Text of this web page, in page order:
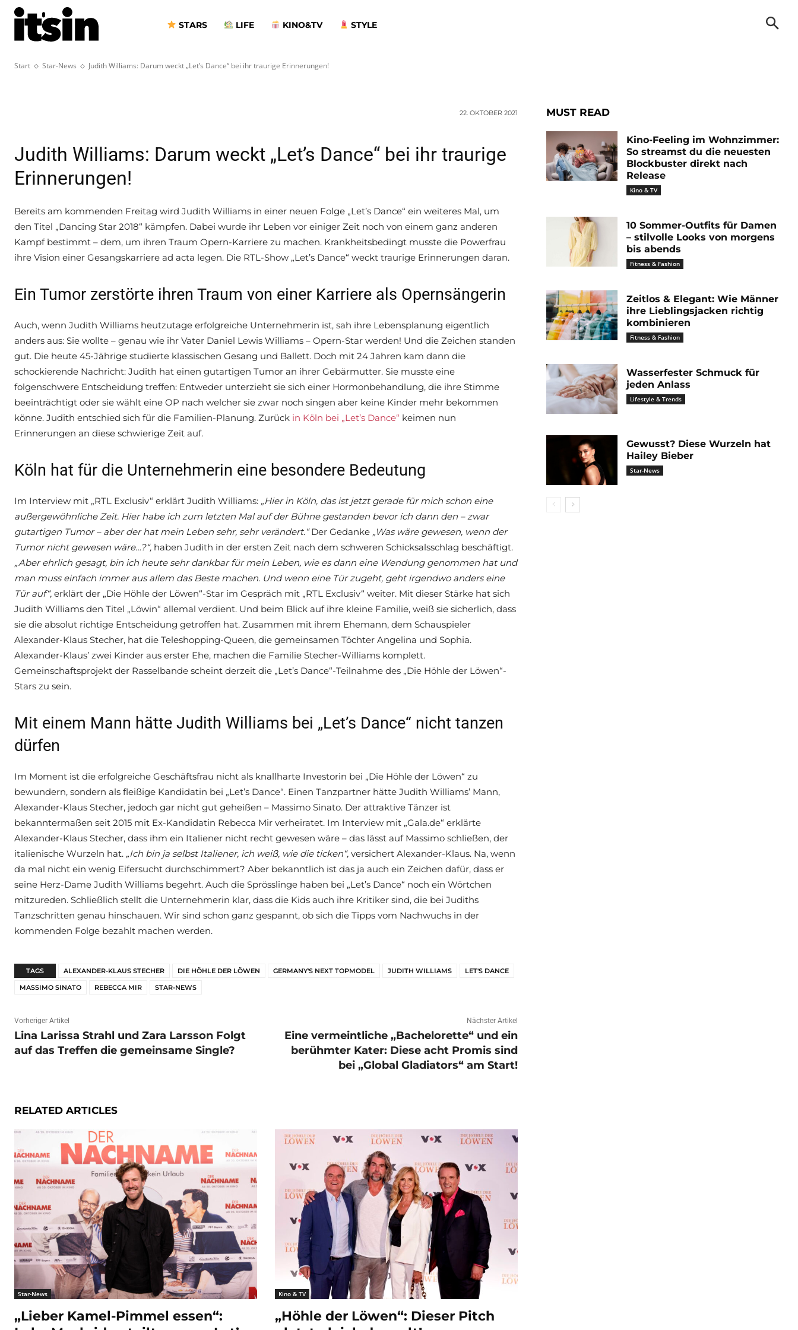
STARS LIFE KINO&TV STYLE
Start Star-News Judith Williams: Darum weckt „Let’s Dance“ bei ihr traurige Erinnerungen!
Erinnerungen!
22. OKTOBER 2021
Judith Williams: Darum weckt „Let’s Dance“ bei ihr traurige
Erinnerungen!
Bereits am kommenden Freitag wird Judith Williams in einer neuen Folge „Let’s Dance“ ein weiteres Mal, um
den Titel „Dancing Star 2018“ kämpfen. Dabei wurde ihr Leben vor einiger Zeit noch von einem ganz anderen
Kampf bestimmt – dem, um ihren Traum Opern-Karriere zu machen. Krankheitsbedingt musste die Powerfrau
ihre Vision einer Gesangskarriere ad acta legen. Die RTL-Show „Let’s Dance“ weckt traurige Erinnerungen daran.
Ein Tumor zerstörte ihren Traum von einer Karriere als Opernsängerin
Auch, wenn Judith Williams heutzutage erfolgreiche Unternehmerin ist, sah ihre Lebensplanung eigentlich
anders aus: Sie wollte – genau wie ihr Vater Daniel Lewis Williams – Opern-Star werden! Und die Zeichen standen
gut. Die heute 45-Jährige studierte klassischen Gesang und Ballett. Doch mit 24 Jahren kam dann die
schockierende Nachricht: Judith hat einen gutartigen Tumor an ihrer Gebärmutter. Sie musste eine
folgenschwere Entscheidung treffen: Entweder unterzieht sie sich einer Hormonbehandlung, die ihre Stimme
beeinträchtigt oder sie wählt eine OP nach welcher sie zwar noch singen aber keine Kinder mehr bekommen
könne. Judith entschied sich für die Familien-Planung. Zurück in Köln bei „Let’s Dance“ keimen nun
Erinnerungen an diese schwierige Zeit auf.
Köln hat für die Unternehmerin eine besondere Bedeutung
Im Interview mit „RTL Exclusiv“ erklärt Judith Williams: „Hier in Köln, das ist jetzt gerade für mich schon eine
außergewöhnliche Zeit. Hier habe ich zum letzten Mal auf der Bühne gestanden bevor ich dann den – zwar
gutartigen Tumor – aber der hat mein Leben sehr, sehr verändert.“Der Gedanke „Was wäre gewesen, wenn der
Tumor nicht gewesen wäre…?“, haben Judith in der ersten Zeit nach dem schweren Schicksalsschlag beschäftigt.
„Aber ehrlich gesagt, bin ich heute sehr dankbar für mein Leben, wie es dann eine Wendung genommen hat und
man muss einfach immer aus allem das Beste machen. Und wenn eine Tür zugeht, geht irgendwo anders eine
Tür auf“, erklärt der „Die Höhle der Löwen“-Star im Gespräch mit „RTL Exclusiv“ weiter. Mit dieser Stärke hat sich
Judith Williams den Titel „Löwin“ allemal verdient. Und beim Blick auf ihre kleine Familie, weiß sie sicherlich, dass
sie die absolut richtige Entscheidung getroffen hat. Zusammen mit ihrem Ehemann, dem Schauspieler
Alexander-Klaus Stecher, hat die Teleshopping-Queen, die gemeinsamen Töchter Angelina und Sophia.
Alexander-Klaus’ zwei Kinder aus erster Ehe, machen die Familie Stecher-Williams komplett.
Gemeinschaftsprojekt der Rasselbande scheint derzeit die „Let’s Dance“-Teilnahme des „Die Höhle der Löwen“-
Stars zu sein.
Mit einem Mann hätte Judith Williams bei „Let’s Dance“ nicht tanzen
dürfen
Im Moment ist die erfolgreiche Geschäftsfrau nicht als knallharte Investorin bei „Die Höhle der Löwen“ zu
bewundern, sondern als fleißige Kandidatin bei „Let’s Dance“. Einen Tanzpartner hätte Judith Williams’ Mann,
Alexander-Klaus Stecher, jedoch gar nicht gut geheißen – Massimo Sinato. Der attraktive Tänzer ist
bekanntermaßen seit 2015 mit Ex-Kandidatin Rebecca Mir verheiratet. Im Interview mit „Gala.de“ erklärte
Alexander-Klaus Stecher, dass ihm ein Italiener nicht recht gewesen wäre – das lässt auf Massimo schließen, der
italienische Wurzeln hat. „Ich bin ja selbst Italiener, ich weiß, wie die ticken“, versichert Alexander-Klaus. Na, wenn
da mal nicht ein wenig Eifersucht durchschimmert? Aber bekanntlich ist das ja auch ein Zeichen dafür, dass er
seine Herz-Dame Judith Williams begehrt. Auch die Sprösslinge haben bei „Let’s Dance“ noch ein Wörtchen
mitzureden. Schließlich stellt die Unternehmerin klar, dass die Kids auch ihre Kritiker sind, die bei Judiths
Tanzschritten genau hinschauen. Wir sind schon ganz gespannt, ob sich die Tipps vom Nachwuchs in der
kommenden Folge bezahlt machen werden.
TAGS ALEXANDER-KLAUS STECHER DIE HÖHLE DER LÖWEN GERMANY'S NEXT TOPMODEL JUDITH WILLIAMS
LET'S DANCE
MASSIMO SINATO
REBECCA MIR STAR-NEWS
Vorheriger Artikel
Lina Larissa Strahl und Zara Larsson Folgt
auf das Treffen die gemeinsame Single?
Nächster Artikel
Eine vermeintliche „Bachelorette“ und ein
berühmter Kater: Diese acht Promis sind
bei „Global Gladiators“ am Start!
RELATED ARTICLES
Star-News
„Lieber Kamel-Pimmel essen“:
Kino & TV
„Höhle der Löwen“: Dieser Pitch
MUST READ
Kino-Feeling im Wohnzimmer:
So streamst du die neuesten
Blockbuster direkt nach
Release
Kino & TV
10 Sommer-Outfits für Damen
– stilvolle Looks von morgens
bis abends
Fitness & Fashion
Zeitlos & Elegant: Wie Männer
ihre Lieblingsjacken richtig
kombinieren
Fitness & Fashion
Wasserfester Schmuck für
jeden Anlass
Lifestyle & Trends
Gewusst? Diese Wurzeln hat
Hailey Bieber
Star-News